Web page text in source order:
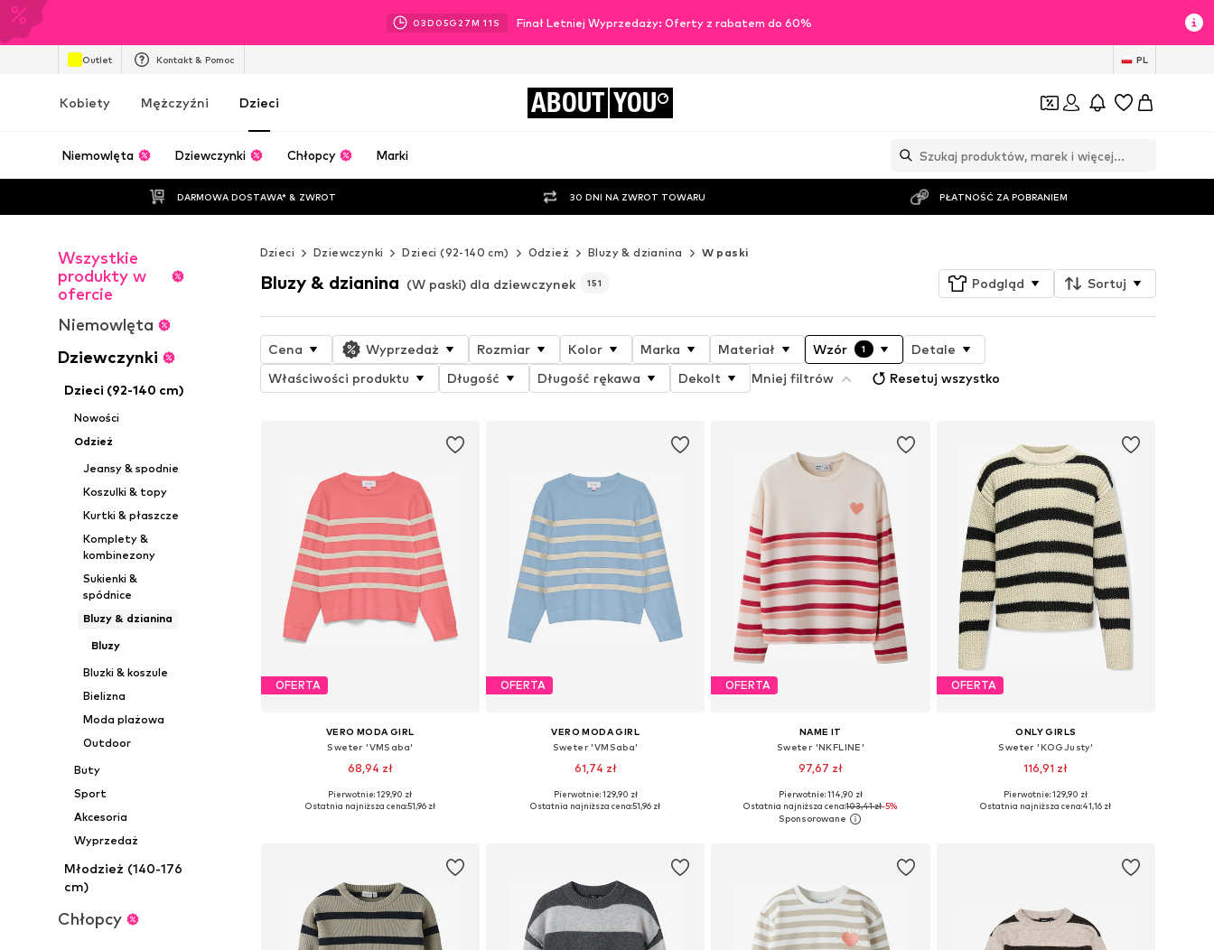
03D 05G 27M 09S Finał Letniej Wyprzedaży: Oferty z rabatem do 60%
Outlet Kontakt & Pomoc PL
Kobiety Mężczyźni Dzieci ABOUT YOU
Niemowlęta Dziewczynki Chłopcy Marki
DARMOWA DOSTAWA* & ZWROT 30 DNI NA ZWROT TOWARU PŁATNOŚĆ ZA POBRANIEM
Wszystkie
produkty w
ofercie
Niemowlęta
Dziewczynki
Dzieci (92-140 cm)
Nowości
Odzież
Jeansy & spodnie
Koszulki & topy
Kurtki & płaszcze
Komplety &
kombinezony
Sukienki &
spódnice
Bluzy & dzianina
Bluzy
Bluzki & koszule
Bielizna
Moda plażowa
Outdoor
Buty
Sport
Akcesoria
Wyprzedaż
Młodzież (140-176
cm)
Chłopcy
Dzieci Dziewczynki Dzieci (92-140 cm) Odzież Bluzy & dzianina W paski
Bluzy & dzianina (W paski) dla dziewczynek 151 Podgląd Sortuj
Cena Wyprzedaż Rozmiar Kolor Marka Materiał Wzór 1
Detale
Właściwości produktu
Długość Długość rękawa Dekolt Mniej filtrów Resetuj wszystko
OFERTA
VERO MODA GIRL
Sweter 'VMSaba'
68,94 zł
Pierwotnie: 129,90 zł
Ostatnia najniższa cena:51,96 zł
OFERTA
VERO MODA GIRL
Sweter 'VMSaba'
61,74 zł
Pierwotnie: 129,90 zł
Ostatnia najniższa cena:51,96 zł
OFERTA
NAME IT
Sweter 'NKFLINE'
97,67 zł
Dostępne w różnych rozmiarach
Dodaj do koszyka
Pierwotnie: 114,90 zł
Ostatnia najniższa cena:103,41 zł-5%
OFERTA
ONLY GIRLS
Sweter 'KOGJusty'
116,91 zł
Dostępne w różnych rozmiarach
Pierwotnie: 129,90 zł
Ostatnia najniższa cena:41,16 zł